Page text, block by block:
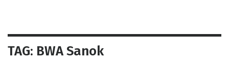
TAG: BWA Sanok